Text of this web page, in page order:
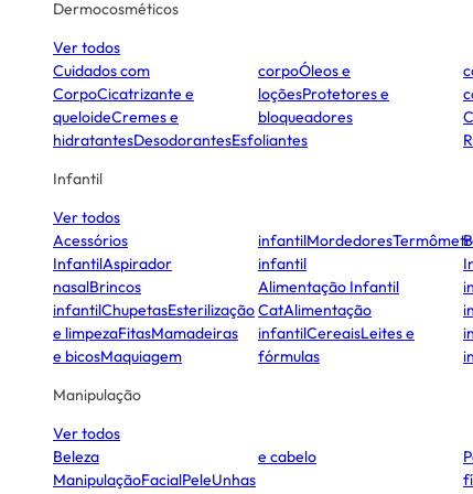
Dermocosméticos
Ver todos
Cuidados com
CorpoCicatrizante e
queloideCremes e
hidratantesDesodorantesEsfoliantes
corpoÓleos e
loçõesProtetores e
bloqueadores
Infantil
Ver todos
Acessórios
InfantilAspirador
nasalBrincos
infantilChupetasEsterilização
e limpezaFitasMamadeiras
e bicosMaquiagem
infantilMordedores
infantil
Alimentação Infantil
CatAlimentação
infantilCereaisLeites e
fórmulas
Manipulação
Ver todos
Beleza
ManipulaçãoFacialPeleUnhas
e cabelo